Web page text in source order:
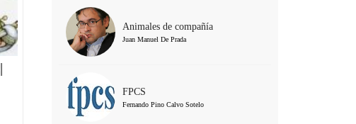
Animales de compañía
Juan Manuel De Prada
FPCS
Fernando Pino Calvo Sotelo